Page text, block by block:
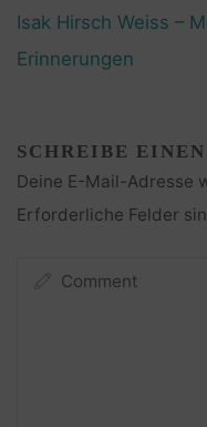
Isak Hirsch Weiss –
Erinnerungen
SCHREIBE
Deine E-Mail-Adresse
Erforderliche Felder